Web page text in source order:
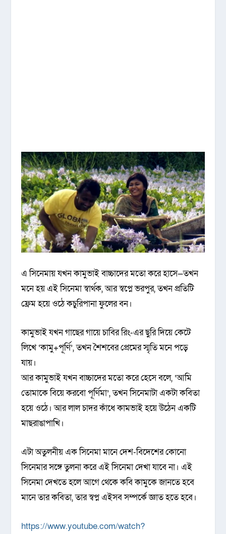
এ সিনেমায় যখন কামুভাই বাচ্চাদের মতো করে হাসে—তখন
মনে হয় এই সিনেমা স্বার্থক, আর স্বপ্নে ভরপুর, তখন প্রতিটি
ফ্রেম হয়ে ওঠে কচুরিপানা ফুলের বন।
কামুভাই যখন গাছের গায়ে চাবির রিং-এর ছুরি দিয়ে কেটে
লিখে ‘কামু+পূর্ণি’, তখন শৈশবের প্রেমের স্মৃতি মনে পড়ে
যায়।
আর কামুভাই যখন বাচ্চাদের মতো করে হেসে বলে, ‘আমি
তোমাকে বিয়ে করবো পূর্ণিমা’, তখন সিনেমাটা একটা কবিতা
হয়ে ওঠে। আর লাল চাদর কাঁধে কামভাই হয়ে উঠেন একটি
মাছরাঙাপাখি।
এটা অতুলনীয় এক সিনেমা মানে দেশ-বিদেশের কোনো
সিনেমার সঙ্গে তুলনা করে এই সিনেমা দেখা যাবে না। এই
সিনেমা দেখতে হলে আগে থেকে কবি কামুকে জানতে হবে
মানে তার কবিতা, তার স্বপ্ন এইসব সম্পর্কে জ্ঞাত হতে হবে।
https://www.youtube.com/watch?